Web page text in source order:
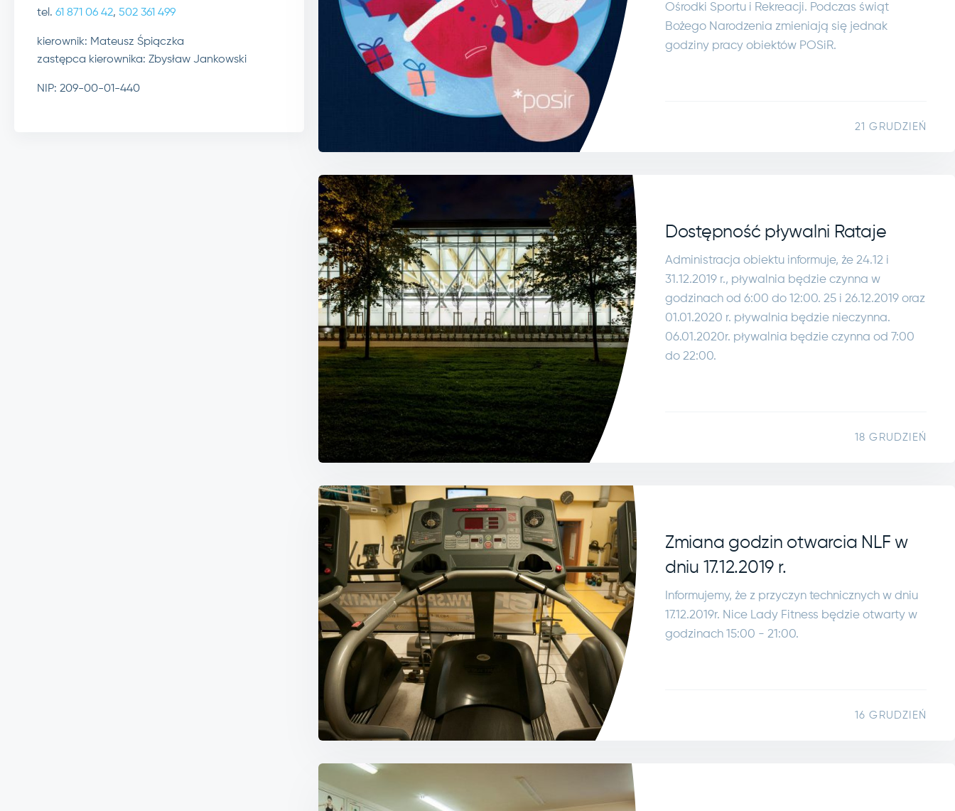
tel. 61 871 06 42, 502 361 499
kierownik: Mateusz Śpiączka
zastępca kierownika: Zbysław Jankowski
NIP: 209-00-01-440
Ośrodki Sportu i Rekreacji. Podczas świąt
Bożego Narodzenia zmieniają się jednak
godziny pracy obiektów POSiR.
21 GRUDZIEŃ
Dostępność pływalni Rataje
Administracja obiektu informuje, że 24.12 i
31.12.2019 r., pływalnia będzie czynna w
godzinach od 6:00 do 12:00. 25 i 26.12.2019 oraz
01.01.2020 r. pływalnia będzie nieczynna.
06.01.2020r. pływalnia będzie czynna od 7:00
do 22:00.
18 GRUDZIEŃ
Zmiana godzin otwarcia NLF w
dniu 17.12.2019 r.
Informujemy, że z przyczyn technicznych w dniu
17.12.2019r. Nice Lady Fitness będzie otwarty w
godzinach 15:00 - 21:00.
16 GRUDZIEŃ